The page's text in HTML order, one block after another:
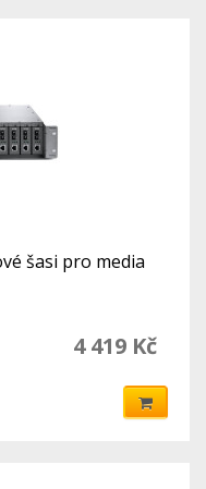
šasi pro media
4 419 Kč